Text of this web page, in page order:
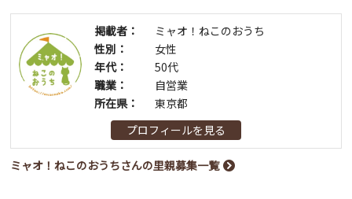
掲載者：
ミャオ！ねこのおうち
性別：
女性
年代：
50代
職業：
自営業
所在県：
東京都
プロフィールを見る
ミャオ！ねこのおうちさんの里親募集一覧